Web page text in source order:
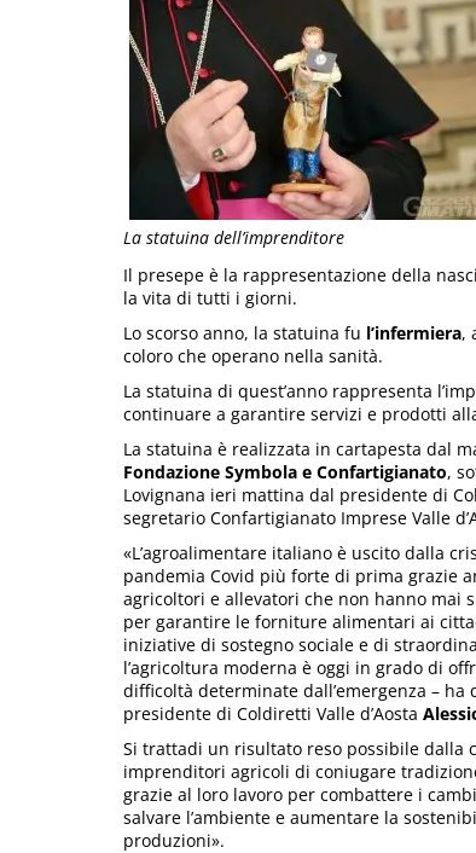
La statuina dell’imprenditore
Il presepe è la rappresentazione della
la vita di tutti i giorni.
Lo scorso anno, la statuina fu l’infermiera,
coloro che operano nella sanità.
La statuina di quest’anno rappresenta
continuare a garantire servizi e prodotti
La statuina è realizzata in cartapesta dal
Fondazione Symbola e Confartigianato,
Lovignana ieri mattina dal presidente di
segretario Confartigianato Imprese Valle
«L’agroalimentare italiano è uscito dalla
pandemia Covid più forte di prima grazie
agricoltori e allevatori che non hanno mai
per garantire le forniture alimentari ai
iniziative di sostegno sociale e di
l’agricoltura moderna è oggi in grado di
difficoltà determinate dall’emergenza – ha
presidente di Coldiretti Valle d’Aosta
Si trattadi un risultato reso possibile dalla
imprenditori agricoli di coniugare
grazie al loro lavoro per combattere i
salvare l’ambiente e aumentare la
produzioni».